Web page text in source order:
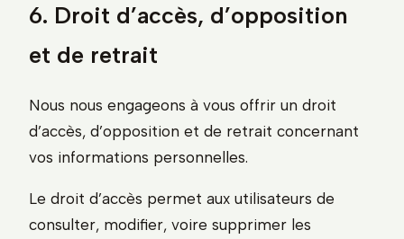
6. Droit d’accès, d’opposition
et de retrait
Nous nous engageons à vous offrir un droit
d’accès, d’opposition et de retrait concernant
vos informations personnelles.
Le droit d’accès permet aux utilisateurs de
consulter, modifier, voire supprimer les